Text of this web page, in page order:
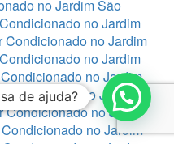
no Jardim São
no Jardim
Condicionado no Jardim
no Jardim
no Jardim
no Jardim
Condicionado no Jardim
no Jardim
de ajuda?